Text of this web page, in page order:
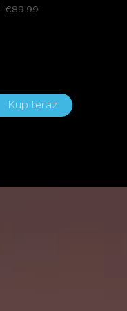
€89.99
Kup teraz